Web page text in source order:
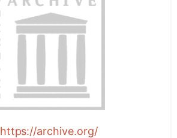
https://archive.org/